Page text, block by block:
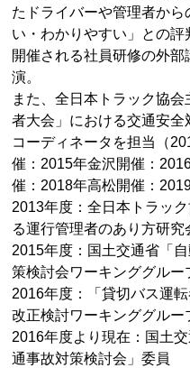
たドライバーや管理者か
い・わかりやすい」との
開催される社員研修の外
演。
また、全日本トラック協
者大会」における交通安
コーディネータを担当（
催：2015年金沢開催：
催：2018年高松開催：
2013年度：全日本トラッ
る運行管理者のあり方研究
2015年度：国土交通省「
策検討会ワーキンググルー
2016年度：「貸切バス運
改正検討ワーキンググルー
2016年度より現在：国土
通事故対策検討会」委員